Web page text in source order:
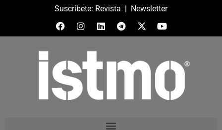
Suscríbete: Revista | Newsletter